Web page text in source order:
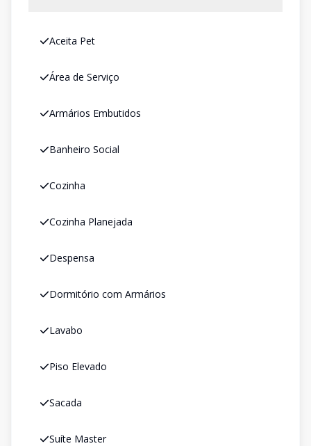
Aceita Pet
Área de Serviço
Armários Embutidos
Banheiro Social
Cozinha
Cozinha Planejada
Despensa
Dormitório com Armários
Lavabo
Piso Elevado
Sacada
Suíte Master